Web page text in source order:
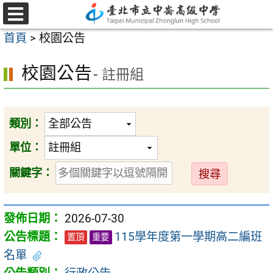
跳
至
主
內
區
選
單
首頁 > 校園公告
校園公告- 註冊組
類別：
單位：
關鍵字：
送
出
2026-07-30
置頂 重要 115學年度第一學期高二編班
名單